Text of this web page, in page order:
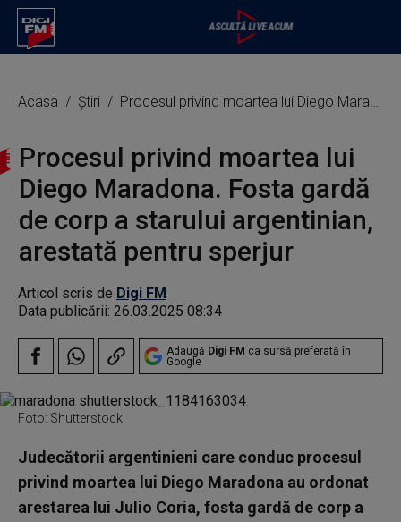
Acasa Știri Procesul privind moartea lui Diego Maradona. Fosta gardă de corp a starului argentinian, arestată pentru sperjur
Procesul privind moartea lui
Diego Maradona. Fosta gardă
de corp a starului argentinian,
arestată pentru sperjur
Articol scris de Digi FM
Data publicării: 26.03.2025 08:34
Adaugă Digi FM ca sursă preferată în
Google
Foto: Shutterstock
Judecătorii argentinieni care conduc procesul
privind moartea lui Diego Maradona au ordonat
arestarea lui Julio Coria, fosta gardă de corp a